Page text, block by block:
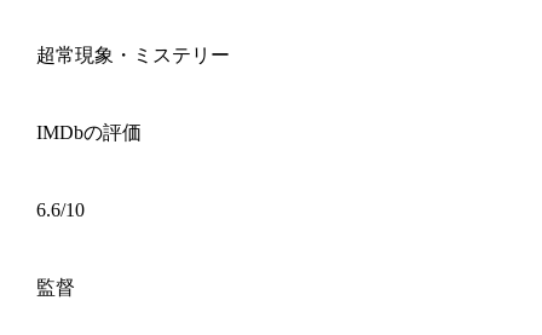
超常現象・ミステリー
IMDbの評価
6.6/10
監督